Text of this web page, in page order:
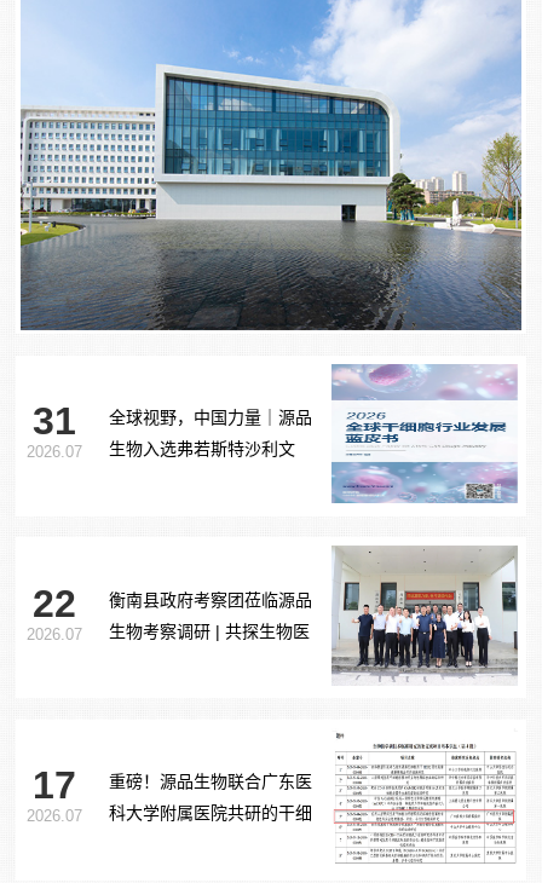
31
2026.07
全球视野，中国力量｜源品
生物入选弗若斯特沙利文
22
2026.07
衡南县政府考察团莅临源品
生物考察调研 | 共探生物医
17
2026.07
重磅！源品生物联合广东医
科大学附属医院共研的干细